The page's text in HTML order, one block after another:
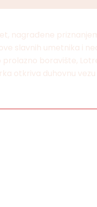
nagrađene
slavnih umetnika i
prolazno boravište,
otkriva duhovnu